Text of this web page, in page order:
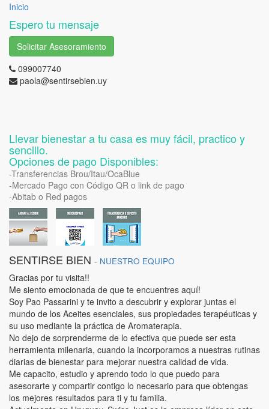
Inicio
Espero tu mensaje
Solicitar Asesoramiento
099007740
paola@sentirsebien.uy
Llevar bienestar a tu casa es muy fácil, practico y
sencillo.
Opciones de pago Disponibles:
-Transferencias Brou/Itau/OcaBlue
-Mercado Pago con Código QR o link de pago
-Abitab o Red pagos
SENTIRSE BIEN - NUESTRO EQUIPO
Gracias por tu visita!!
Me siento emocionada de que te encuentres aquí!
Soy Pao Passarini y te invito a descubrir y explorar juntas el
mundo de los Aceites esenciales, sus propiedades terapéuticas y
su uso mediante la práctica de Aromaterapia.
No dejo de sorprenderme de lo efectiva que puede ser esta
herramienta milenaria, cuando la incorporamos a nuestras rutinas
diarias de bienestar para mejorar nuestra calidad de vida.
Me capacito, estudio y aprendo todo lo que puedo para
asesorarte y compartir contigo lo necesario para que obtengas
los mejores resultados para ti y tu familia.